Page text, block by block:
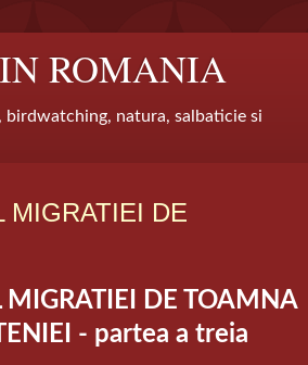
ROMANIA
birdwatching, natura, salbaticie si
MIGRATIEI DE
MIGRATIEI DE TOAMNA
- partea a treia